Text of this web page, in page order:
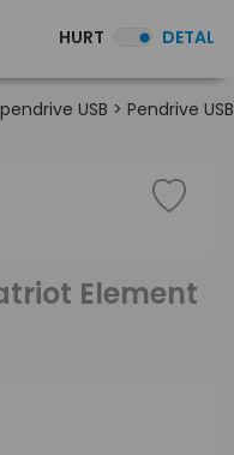
HURT DETAL
pendrive USB > Pendrive
Element